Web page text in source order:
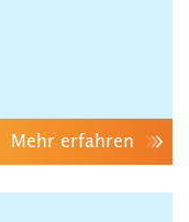
Mehr erfahren